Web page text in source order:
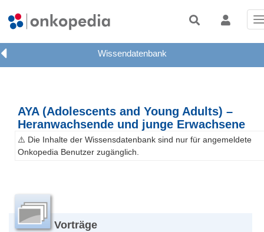
AYA (Adolescents and Young Adults) –
Heranwachsende und junge Erwachsene
⚠️ Die Inhalte der Wissensdatenbank sind nur für angemeldete
Onkopedia Benutzer zugänglich.
Vorträge